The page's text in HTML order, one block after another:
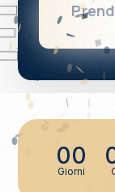
00
Giorni